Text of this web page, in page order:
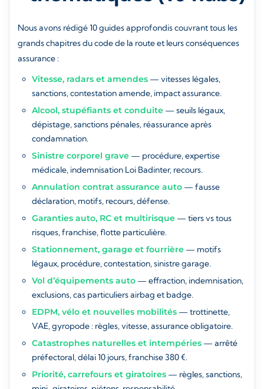
Nous avons rédigé 10 guides approfondis couvrant tous les
grands chapitres du code de la route et leurs conséquences
assurance :
Vitesse, radars et amendes — vitesses légales,
sanctions, contestation amende, impact assurance.
Alcool, stupéfiants et conduite — seuils légaux,
dépistage, sanctions pénales, réassurance après
condamnation.
Sinistre corporel grave — procédure, expertise
médicale, indemnisation Loi Badinter, recours.
Annulation contrat assurance auto — fausse
déclaration, motifs, recours, défense.
Garanties auto, RC et multirisque — tiers vs tous
risques, franchise, flotte particulière.
Stationnement, garage et fourrière — motifs
légaux, procédure, contestation, sinistre garage.
Vol d’équipements auto — effraction, indemnisation,
exclusions, cas particuliers airbag et badge.
EDPM, vélo et nouvelles mobilités — trottinette,
VAE, gyropode : règles, vitesse, assurance obligatoire.
Catastrophes naturelles et intempéries — arrêté
préfectoral, délai 10 jours, franchise 380 €.
Priorité, carrefours et giratoires — règles, sanctions,